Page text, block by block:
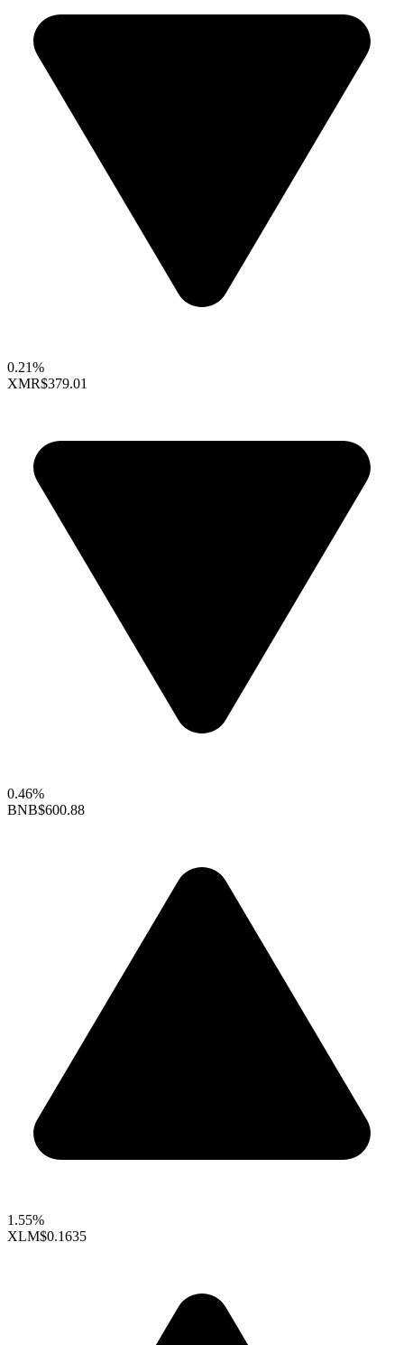
0.21%
XMR$379.01
0.46%
BNB$600.88
1.55%
XLM$0.1635